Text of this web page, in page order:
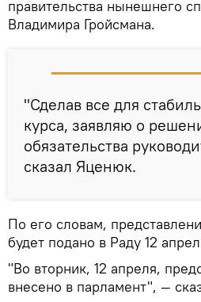
правительства нынешнего
Владимира Гройсмана.
"Сделав все для
курса, заявляю о
обязательства
сказал Яценюк.
По его словам,
будет подано в Раду 12
"Во вторник, 12 апреля,
внесено в парламент", —